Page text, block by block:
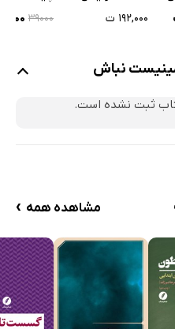
۱۹۲,۰۰۰ ت
۳۹۰۰۰
نباش
ثبت نشده است.
مشاهده همه ›